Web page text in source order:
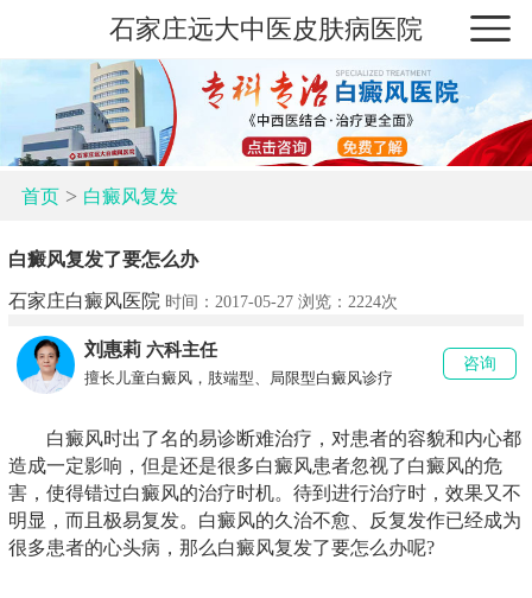
石家庄远大中医皮肤病医院
首页> 白癜风复发
白癜风复发了要怎么办
石家庄白癜风医院 时间：2017-05-27 浏览： 2224次
刘惠莉 六科主任
擅长儿童白癜风，肢端型、局限型白癜风诊疗
咨询
白癜风时出了名的易诊断难治疗，对患者的容貌和内心都
造成一定影响，但是还是很多白癜风患者忽视了白癜风的危
害，使得错过白癜风的治疗时机。待到进行治疗时，效果又不
明显，而且极易复发。白癜风的久治不愈、反复发作已经成为
很多患者的心头病，那么白癜风复发了要怎么办呢?